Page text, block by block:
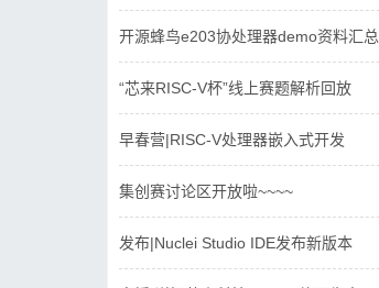
开源蜂鸟e203协处理器demo资料汇总
“芯来RISC-V杯”线上赛题解析回放
早春营|RISC-V处理器嵌入式开发
集创赛讨论区开放啦~~~~
发布|Nuclei Studio IDE发布新版本